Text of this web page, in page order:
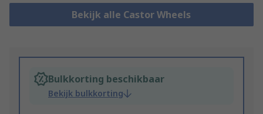
Bekijk alle Castor Wheels
Bulkkorting beschikbaar
Bekijk bulkkorting